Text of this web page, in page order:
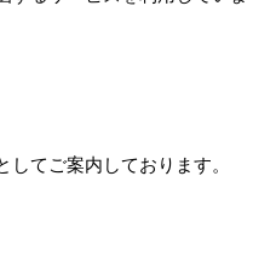
てご案内しております。